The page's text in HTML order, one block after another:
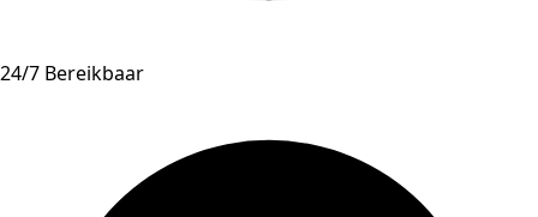
24/7 Bereikbaar